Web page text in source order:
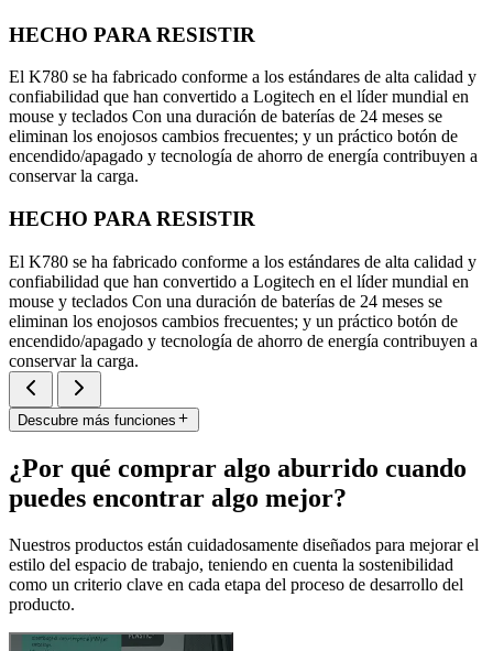
HECHO PARA RESISTIR
El K780 se ha fabricado conforme a los estándares de alta calidad y
confiabilidad que han convertido a Logitech en el líder mundial en
mouse y teclados Con una duración de baterías de 24 meses se
eliminan los enojosos cambios frecuentes; y un práctico botón de
encendido/apagado y tecnología de ahorro de energía contribuyen a
conservar la carga.
HECHO PARA RESISTIR
El K780 se ha fabricado conforme a los estándares de alta calidad y
confiabilidad que han convertido a Logitech en el líder mundial en
mouse y teclados Con una duración de baterías de 24 meses se
eliminan los enojosos cambios frecuentes; y un práctico botón de
encendido/apagado y tecnología de ahorro de energía contribuyen a
conservar la carga.
Descubre más funciones
¿Por qué comprar algo aburrido cuando
puedes encontrar algo mejor?
Nuestros productos están cuidadosamente diseñados para mejorar el
estilo del espacio de trabajo, teniendo en cuenta la sostenibilidad
como un criterio clave en cada etapa del proceso de desarrollo del
producto.